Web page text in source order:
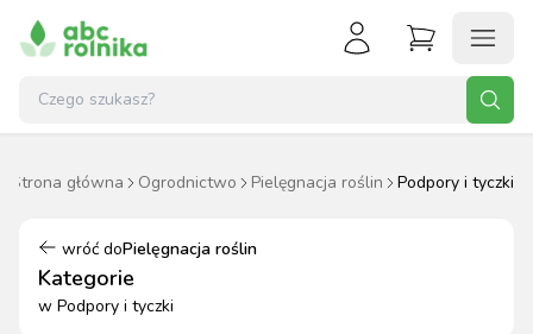
Strona główna Ogrodnictwo Pielęgnacja roślin Podpory i tyczki
wróć doPielęgnacja roślin
Kategorie
w Podpory i tyczki